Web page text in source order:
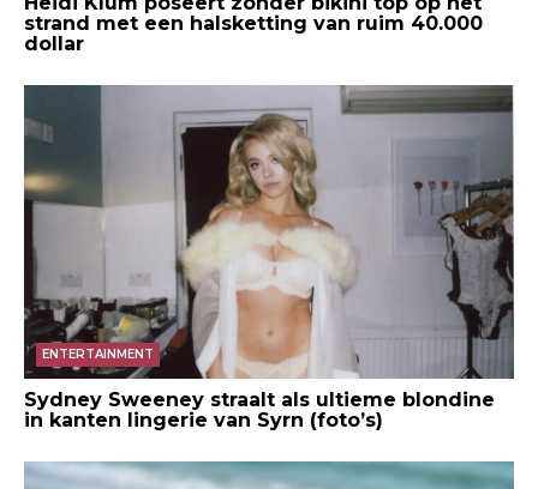
strand met een halsketting van ruim 40.000
dollar
ENTERTAINMENT
Sydney Sweeney straalt als ultieme blondine
in kanten lingerie van Syrn (foto’s)